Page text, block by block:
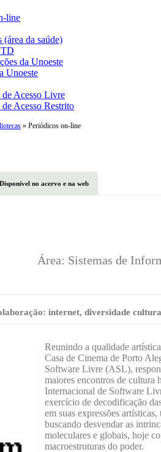
line
(área da saúde)
da Unoeste
Unoeste
de Acesso Livre
de Acesso Restrito
» Periódicos on-line
Disponível no acervo e na web
Área: Sistemas de
internet, diversidade
Reunindo a qualidade
Casa de Cinema de Porto
Software Livre (ASL),
maiores encontros de cultura
Internacional de Software
exercício de decodificação
em suas expressões
buscando desvendar as
moleculares e globais, hoje
macroestruturas do poder.